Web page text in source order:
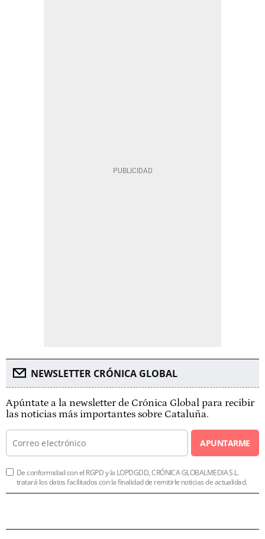
NEWSLETTER CRÓNICA GLOBAL
Apúntate a la newsletter de Crónica Global para recibir
las noticias más importantes sobre Cataluña.
APUNTARME
De conformidad con el RGPD y la LOPDGDD, CRÓNICA GLOBALMEDIA S.L.
tratará los datos facilitados con la finalidad de remitirle noticias de actualidad.